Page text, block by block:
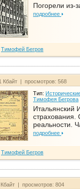
Погорели из-
подробнее
Тимофей Бегров
Кбайт | просмотров: 568
Тип:
Тимофея Бегрова
Итальянский
страхования.
реальности.
подробнее
Тимофей Бегров
| просмотров: 804